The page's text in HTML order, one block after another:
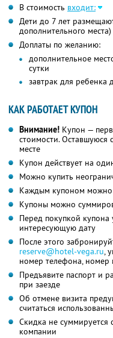
В стоимость входит:
Дети до 7 лет
дополнительного места)
Доплаты по желанию:
дополнительное
сутки
завтрак для ребенка
КАК РАБОТАЕТ КУПОН
Внимание! Купон —
стоимости. Оставшуюся
месте
Купон действует на
Можно купить
Каждым купоном можно
Купоны можно
Перед покупкой
интересующую дату
После этого
reserve@hotel-vega.ru,
номер телефона, номер
Предъявите паспорт и
при заезде
Об отмене визита
считаться
Скидка не суммируется
компании